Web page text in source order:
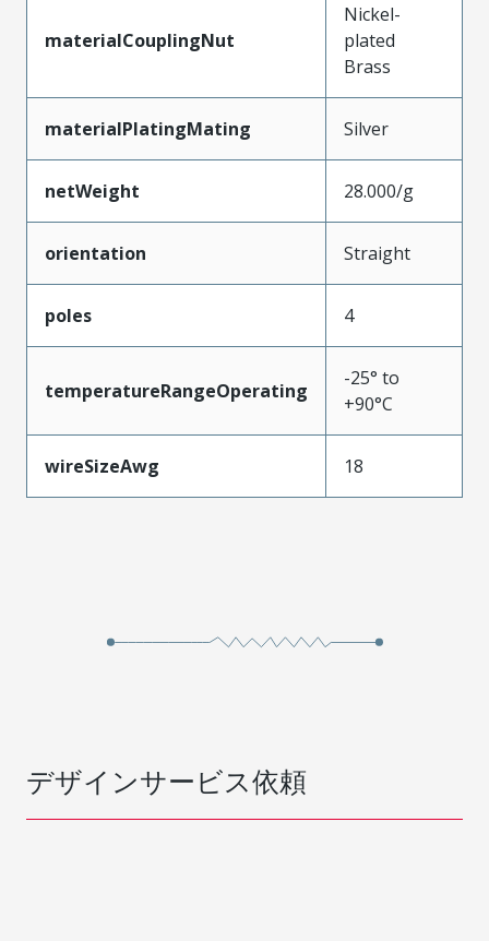
materialCouplingNut
Nickel-
plated
Brass
materialPlatingMating Silver
netWeight 28.000/g
orientation Straight
poles 4
temperatureRangeOperating
-25° to
+90°C
wireSizeAwg 18
デザインサービス依頼